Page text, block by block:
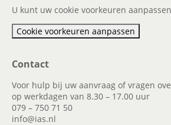
U kunt uw cookie voorkeuren
Cookie voorkeuren aanpassen
Contact
Voor hulp bij uw aanvraag of vragen
op werkdagen van 8.30 – 17.00 uur
079 – 750 71 50
info@ias.nl